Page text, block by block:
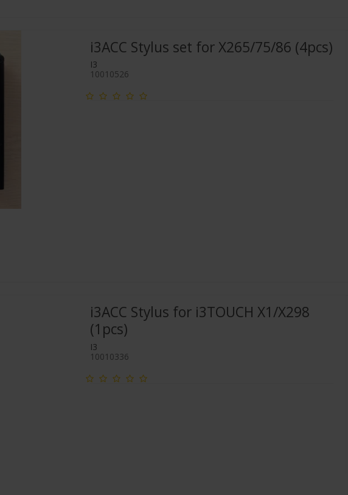
i3ACC Stylus set for X265/75/86 (4pcs)
I3
10010526
i3ACC Stylus for i3TOUCH X1/X298
(1pcs)
I3
10010336